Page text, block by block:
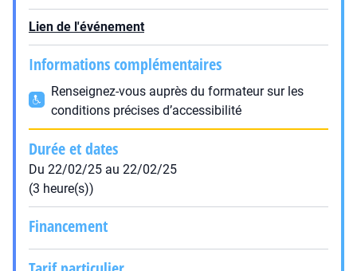
Lien de l'événement
Informations complémentaires
Renseignez-vous auprès du formateur sur les
conditions précises d’accessibilité
Durée et dates
Du 22/02/25 au 22/02/25
(3 heure(s))
Financement